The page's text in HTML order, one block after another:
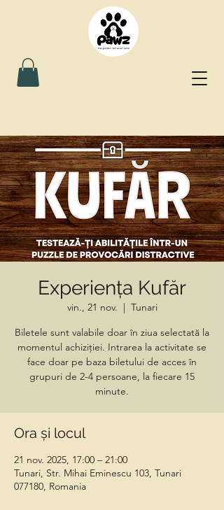
Experiența Kufăr
vin., 21 nov.
  |
Tunari
Biletele sunt valabile doar în ziua selectată la
momentul achiziției. Intrarea la activitate se
face doar pe baza biletului de acces în
grupuri de 2-4 persoane, la fiecare 15
minute.
Ora și locul
21 nov. 2025, 17:00 – 21:00
Tunari, Str. Mihai Eminescu 103, Tunari
077180, Romania